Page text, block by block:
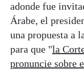
adonde fue
Árabe, el
una propuesta a
para que "la
pronuncie sobre